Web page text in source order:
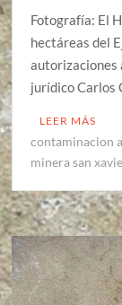
Fotografía: El
hectáreas del
autorizaciones
jurídico Carlos
LEER MÁS
contaminacion
minera san